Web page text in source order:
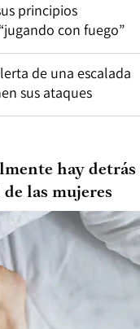
principios
con fuego”
de una escalada
sus ataques
hay detrás
las mujeres